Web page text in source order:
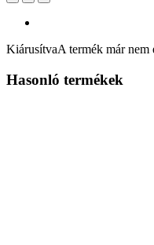
KiárusítvaA termék már nem
Hasonló termékek